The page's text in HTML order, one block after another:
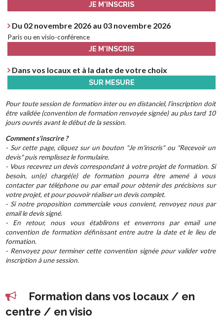
JE M'INSCRIS
Du 02 novembre 2026 au 03 novembre 2026
Paris ou en visio-conférence
JE M'INSCRIS
Dans vos locaux et à la date de votre choix
SUR MESURE
Pour toute session de formation inter ou en distanciel, l'inscription doit
être validée (convention de formation renvoyée signée) au plus tard 10
jours ouvrés avant le début de la session.
Comment s'inscrire ?
- Sur cette page, cliquez sur un bouton "Je m'inscris" ou "Recevoir un
devis" puis remplissez le formulaire.
- Vous recevrez un devis correspondant à votre projet de formation. Si
besoin, un(e) chargé(e) de formation pourra être amené à vous
contacter par téléphone ou par email pour obtenir des précisions sur
votre projet, et pour pouvoir réaliser un devis complet.
- Si notre proposition commerciale vous convient, renvoyez nous par
email le devis signé.
- En retour, nous vous établirons et enverrons par email une
convention de formation définissant entre autre la date et le lieu de
formation.
- Renvoyez pour terminer cette convention signée pour valider votre
inscription à une session.
Formation dans vos locaux / en
centre / en visio